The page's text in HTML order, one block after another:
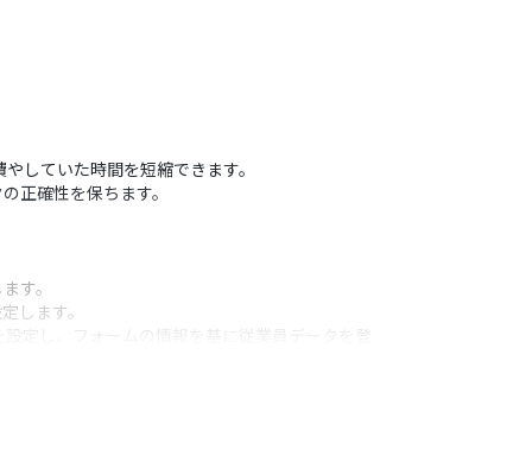
していた時間を短縮できます。
正確性を保ちます。
す。
します。
定し、フォームの情報を基に従業員データを登